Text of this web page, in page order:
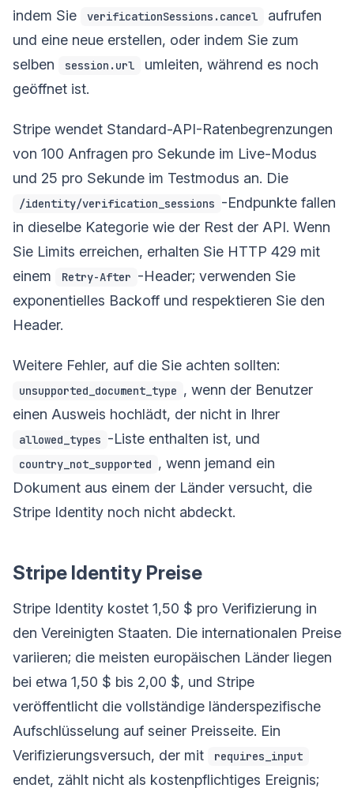
indem Sie
verificationSessions.cancel
aufrufen
und eine neue erstellen, oder indem Sie zum
selben
session.url
umleiten, während es noch
geöffnet ist.
Stripe wendet Standard-API-Ratenbegrenzungen
von 100 Anfragen pro Sekunde im Live-Modus
und 25 pro Sekunde im Testmodus an. Die
/identity/verification_sessions -Endpunkte fallen
in dieselbe Kategorie wie der Rest der API. Wenn
Sie Limits erreichen, erhalten Sie HTTP 429 mit
einem
Retry-After -Header; verwenden Sie
exponentielles Backoff und respektieren Sie den
Header.
Weitere Fehler, auf die Sie achten sollten:
unsupported_document_type , wenn der Benutzer
einen Ausweis hochlädt, der nicht in Ihrer
allowed_types -Liste enthalten ist, und
country_not_supported , wenn jemand ein
Dokument aus einem der Länder versucht, die
Stripe Identity noch nicht abdeckt.
Stripe Identity Preise
Stripe Identity kostet 1,50 $ pro Verifizierung in
den Vereinigten Staaten. Die internationalen Preise
variieren; die meisten europäischen Länder liegen
bei etwa 1,50 $ bis 2,00 $, und Stripe
veröffentlicht die vollständige länderspezifische
Aufschlüsselung auf seiner Preisseite. Ein
Verifizierungsversuch, der mit
requires_input
endet, zählt nicht als kostenpflichtiges Ereignis;